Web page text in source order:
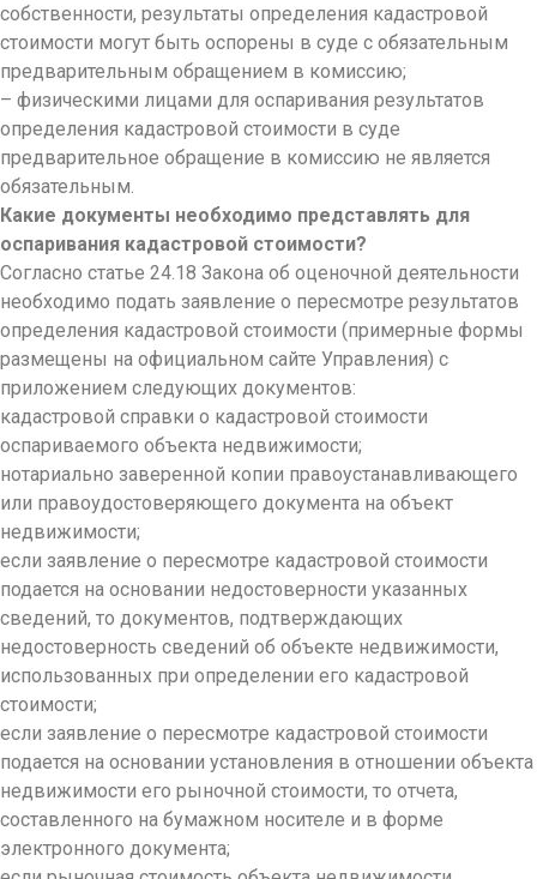
собственности, результаты определения кадастровой
стоимости могут быть оспорены в суде с обязательным
предварительным обращением в комиссию;
– физическими лицами для оспаривания результатов
определения кадастровой стоимости в суде
предварительное обращение в комиссию не является
обязательным.
Какие документы необходимо представлять для
оспаривания кадастровой стоимости?
Согласно статье 24.18 Закона об оценочной деятельности
необходимо подать заявление о пересмотре результатов
определения кадастровой стоимости (примерные формы
размещены на официальном сайте Управления) с
приложением следующих документов:
кадастровой справки о кадастровой стоимости
оспариваемого объекта недвижимости;
нотариально заверенной копии правоустанавливающего
или правоудостоверяющего документа на объект
недвижимости;
если заявление о пересмотре кадастровой стоимости
подается на основании недостоверности указанных
сведений, то документов, подтверждающих
недостоверность сведений об объекте недвижимости,
использованных при определении его кадастровой
стоимости;
если заявление о пересмотре кадастровой стоимости
подается на основании установления в отношении объекта
недвижимости его рыночной стоимости, то отчета,
составленного на бумажном носителе и в форме
электронного документа;